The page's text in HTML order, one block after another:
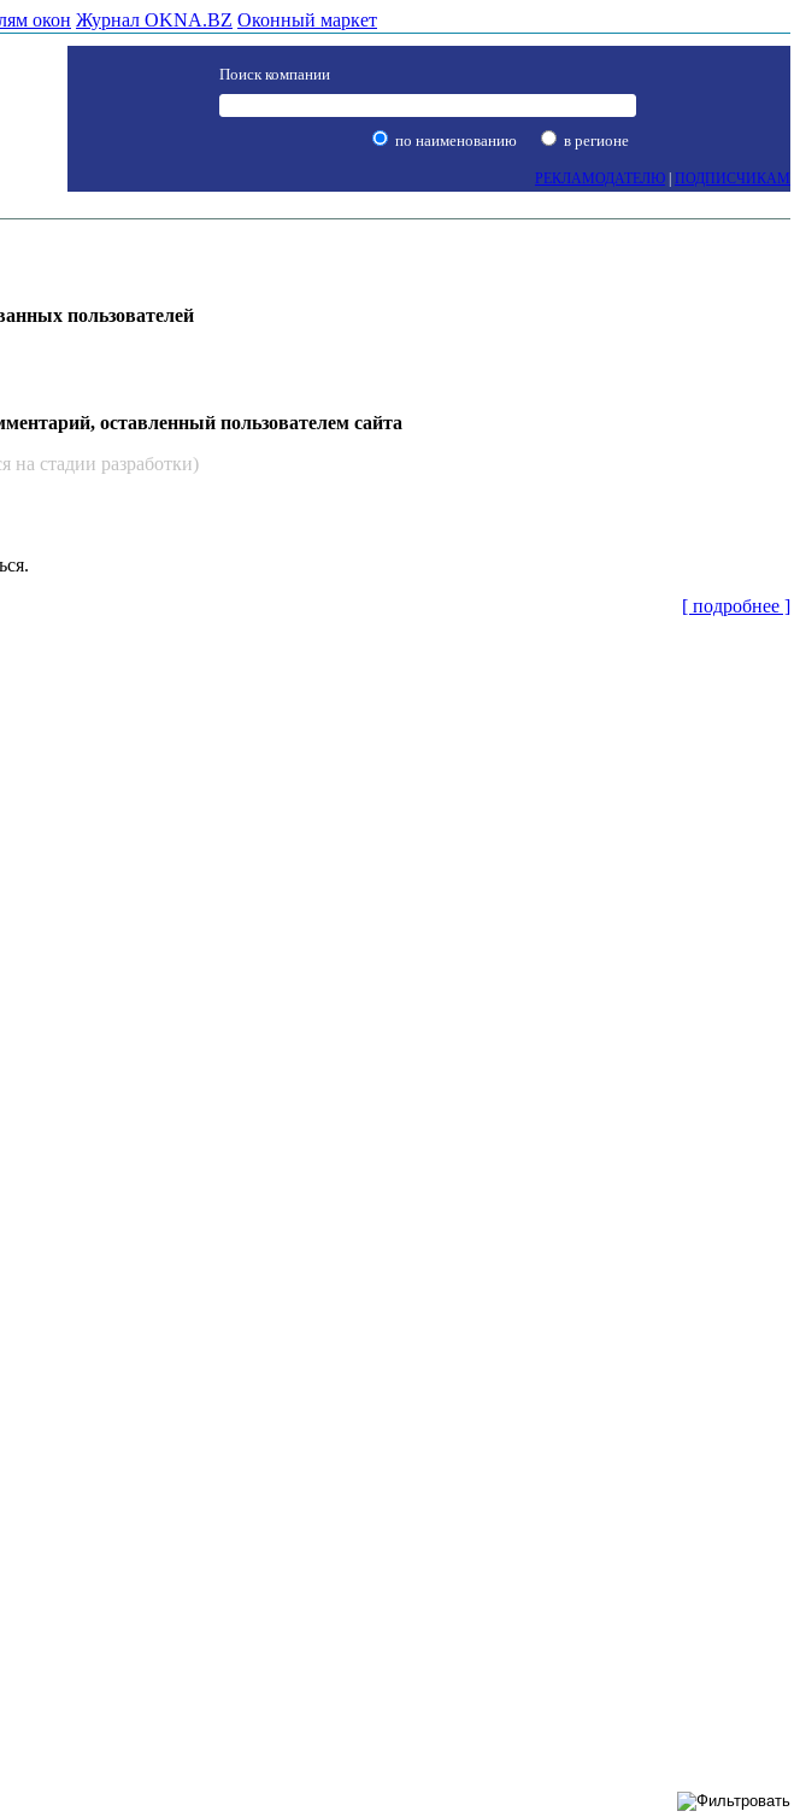
окон Журнал OKNA.BZ Оконный маркет
Поиск компании
по наименованию в регионе
РЕКЛАМОДАТЕЛЮ ПОДПИСЧИКАМ
пользователей
оставленный пользователем сайта
на стадии разработки)
[ подробнее ]